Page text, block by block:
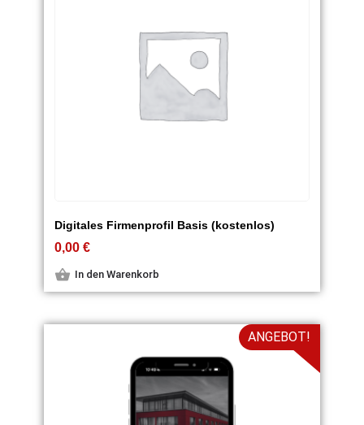
Digitales Firmenprofil Basis (kostenlos)
0,00€
In den Warenkorb
ANGEBOT!